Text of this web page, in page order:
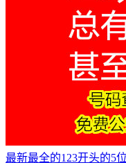
最新最全的123开头的5